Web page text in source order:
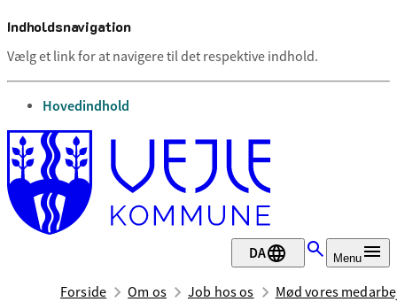
Indholdsnavigation
Vælg et link for at navigere til det respektive indhold.
gå til
Hovedindhold
DA Menu
Forside Om os Job hos os Mød vores